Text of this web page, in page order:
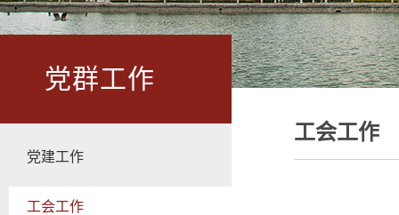
党群工作
党建工作
工会工作
工会工作